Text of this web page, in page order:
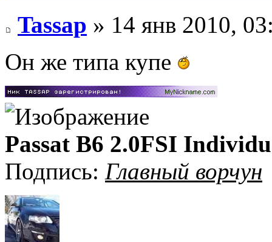
Tassap » 14 янв 2010,
Он же типа купе
Passat B6 2.0FSI
Подпись: Главный ворчун